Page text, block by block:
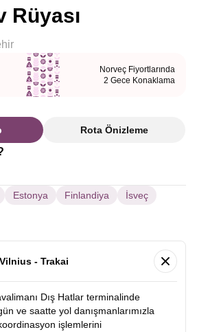
Rüyası
Norveç Fiyortlarında
2 Gece Konaklama
Rota Önizleme
Estonya Finlandiya
İsveç
- Trakai
Dış Hatlar terminalinde
ve saatte yol danışmanlarımızla
işlemlerini